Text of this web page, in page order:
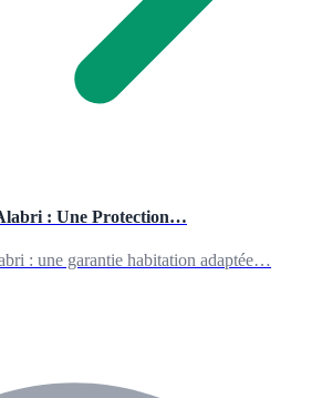
: Une Protection…
: une garantie habitation adaptée…